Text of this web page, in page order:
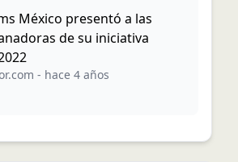
México presentó a las
de su iniciativa
- hace 4 años